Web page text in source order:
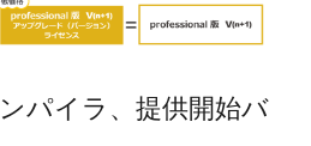
パイラ、提供開始バ